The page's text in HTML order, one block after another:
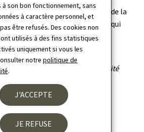
à son bon fonctionnement, sans
à caractère personnel, et
être refusés. Des cookies non
utilisés à des fins statistiques
uniquement si vous les
notrepolitique de
.
J'ACCEPTE
JE REFUSE
visé à l'article 225 du Code de la
à 1,619 pour l'année 2024, ce qui
des pensions de 1,5% au
de la Santé et de la Sécurité